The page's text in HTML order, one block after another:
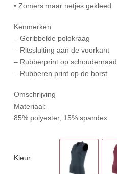
• Zomers maar netjes gekleed
Kenmerken
– Geribbelde polokraag
– Ritssluiting aan de voorkant
– Rubberprint op schoudernaad
– Rubberen print op de borst
Omschrijving
Materiaal:
85% polyester, 15% spandex
Kleur